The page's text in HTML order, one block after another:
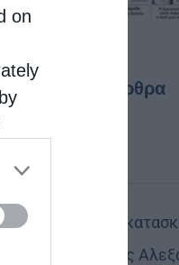
on
it to
Τελευταία άρθρα
Στελέχη των
Μητροπόλεως